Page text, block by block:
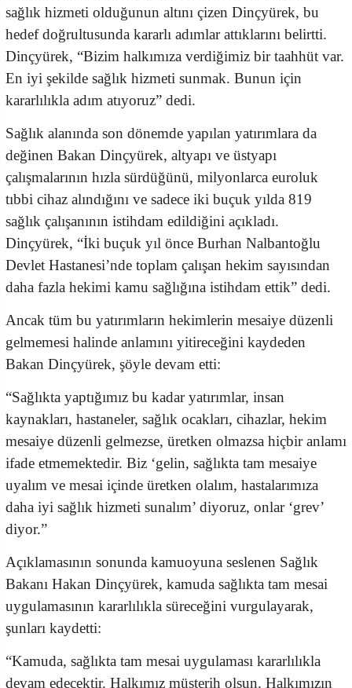
sağlık hizmeti olduğunun altını çizen Dinçyürek, bu
hedef doğrultusunda kararlı adımlar attıklarını belirtti.
Dinçyürek, “Bizim halkımıza verdiğimiz bir taahhüt var.
En iyi şekilde sağlık hizmeti sunmak. Bunun için
kararlılıkla adım atıyoruz” dedi.
Sağlık alanında son dönemde yapılan yatırımlara da
değinen Bakan Dinçyürek, altyapı ve üstyapı
çalışmalarının hızla sürdüğünü, milyonlarca euroluk
tıbbi cihaz alındığını ve sadece iki buçuk yılda 819
sağlık çalışanının istihdam edildiğini açıkladı.
Dinçyürek, “İki buçuk yıl önce Burhan Nalbantoğlu
Devlet Hastanesi’nde toplam çalışan hekim sayısından
daha fazla hekimi kamu sağlığına istihdam ettik” dedi.
Ancak tüm bu yatırımların hekimlerin mesaiye düzenli
gelmemesi halinde anlamını yitireceğini kaydeden
Bakan Dinçyürek, şöyle devam etti:
“Sağlıkta yaptığımız bu kadar yatırımlar, insan
kaynakları, hastaneler, sağlık ocakları, cihazlar, hekim
mesaiye düzenli gelmezse, üretken olmazsa hiçbir anlamı
ifade etmemektedir. Biz ‘gelin, sağlıkta tam mesaiye
uyalım ve mesai içinde üretken olalım, hastalarımıza
daha iyi sağlık hizmeti sunalım’ diyoruz, onlar ‘grev’
diyor.”
Açıklamasının sonunda kamuoyuna seslenen Sağlık
Bakanı Hakan Dinçyürek, kamuda sağlıkta tam mesai
uygulamasının kararlılıkla süreceğini vurgulayarak,
şunları kaydetti:
“Kamuda, sağlıkta tam mesai uygulaması kararlılıkla
devam edecektir. Halkımız müsterih olsun. Halkımızın